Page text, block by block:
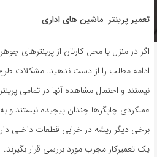
به
بگذارید.
لینک
تعمیر پرینتر ماشین های اداری
اگر در منزل یا محل کارتان از پرینترهای
ادامه مطلب را از دست ندهید. مشکلات
نیستند و احتمال مشاهده آنها در تمامی
عملکردی چاپگرها چندان پیچیده نیستند و
برخی دیگر ریشه در خرابی قطعات داخلی
یک تعمیرکار مجرب مورد بررسی قرار بگیرند.